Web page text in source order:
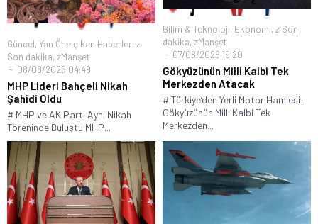
Güncel, Yan Öne çıkan Haberler, z
Son dakika, zManşet
08/08/2026 04:49
MHP Lideri Bahçeli Nikah
Şahidi Oldu
# MHP ve AK Parti Aynı Nikah
Töreninde Buluştu MHP...
Bilim & Teknoloji, Ekonomi, z Son
dakika, zManşet
07/08/2026 19:20
Gökyüzünün Milli Kalbi Tek
Merkezden Atacak
# Türkiye’den Yerli Motor Hamlesi:
Gökyüzünün Milli Kalbi Tek
Merkezden...